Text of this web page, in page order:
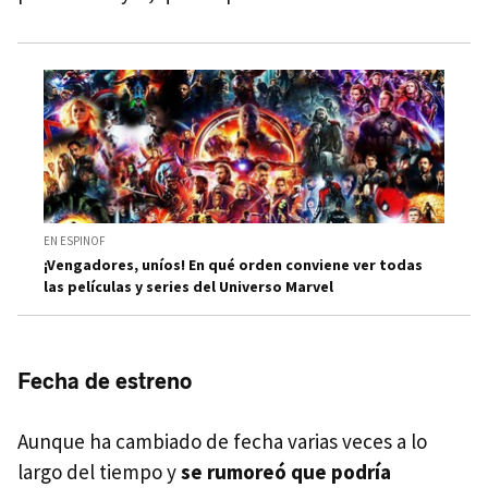
EN ESPINOF
¡Vengadores, uníos! En qué orden conviene ver todas
las películas y series del Universo Marvel
Fecha de estreno
Aunque ha cambiado de fecha varias veces a lo
largo del tiempo yse rumoreó que podría